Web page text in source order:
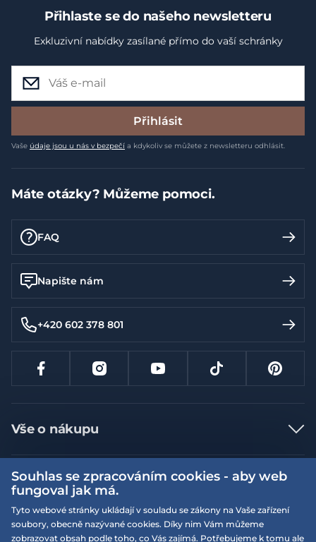
Přihlaste se do našeho newsletteru
Exkluzivní nabídky zasílané přímo do vaší schránky
Přihlásit
Vaše údaje jsou u nás v bezpečí a kdykoliv se můžete z newsletteru odhlásit.
Máte otázky? Můžeme pomoci.
FAQ
Napište nám
+420 602 378 801
Vše o nákupu
Jak nakupovat
Nejčastější dotazy
Doprava a platba
Vrácení a výměna zboží
Více informací
Obchodní podmínky
Podmínky EQS věrnostního klubu
Naše prodejny
Souhlas se zpracováním cookies - aby web
fungoval jak má.
Tyto webové stránky ukládají v souladu se zákony na Vaše zařízení
soubory, obecně nazývané cookies. Díky nim Vám můžeme
zobrazovat obsah podle toho, co Vás zajímá. Potřebujeme k tomu ale